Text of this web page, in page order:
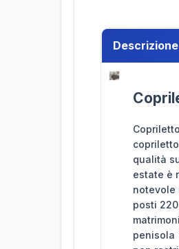
Descrizione
qualità
estate è
notevole
posti
penisola